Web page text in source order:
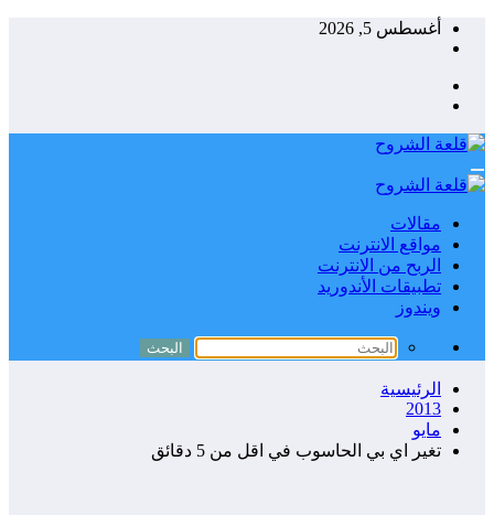
التجاوزأغسطس 5, 2026
مقالات
مواقع الانترنت
الربح من الانترنت
تطبيقات الأندوريد
ويندوز
الرئيسية
2013
مايو
تغير اي بي الحاسوب في اقل من 5 دقائق